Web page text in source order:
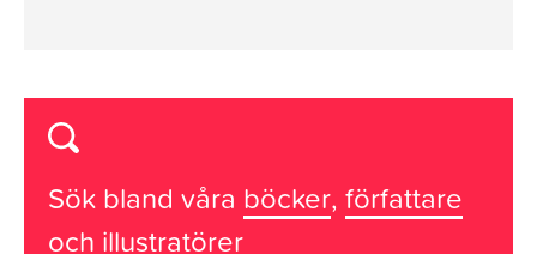
Sök bland våra böcker, författare
och illustratörer